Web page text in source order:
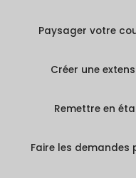
Paysager votre
Créer une
Remettre en
Faire les